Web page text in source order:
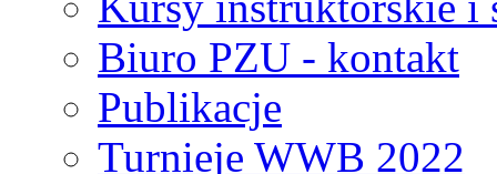
Biuro PZU - kontakt
Publikacje
Turnieje WWB 2022